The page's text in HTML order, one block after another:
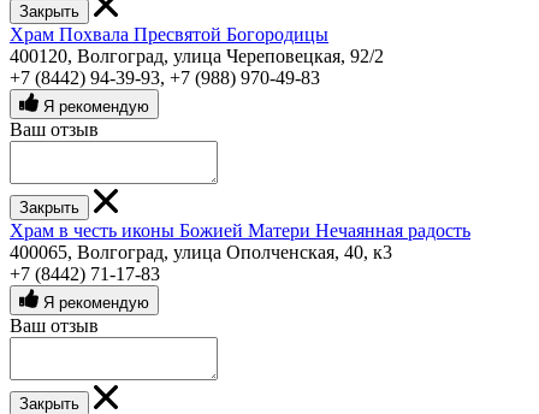
Закрыть
Храм Похвала Пресвятой Богородицы
400120, Волгоград, улица Череповецкая, 92/2
+7 (8442) 94-39-93, +7 (988) 970-49-83
Я рекомендую
Ваш отзыв
Закрыть
Храм в честь иконы Божией Матери Нечаянная радость
400065, Волгоград, улица Ополченская, 40, к3
+7 (8442) 71-17-83
Я рекомендую
Ваш отзыв
Закрыть